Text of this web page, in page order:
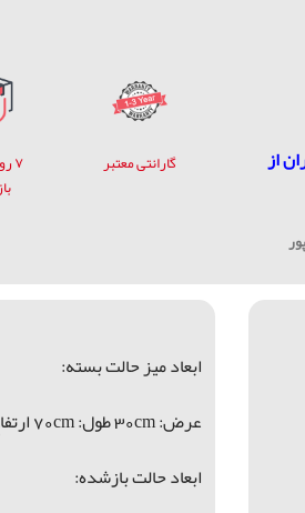
از
گارانتی معتبر
۷
ابعاد میز حالت بسته:
عرض: 30cm
طول: 70cm
ابعاد حالت بازشده: